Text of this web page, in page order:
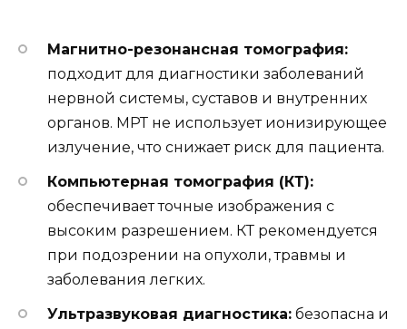
Магнитно-резонансная томография:
подходит для диагностики заболеваний
нервной системы, суставов и внутренних
органов. МРТ не использует ионизирующее
излучение, что снижает риск для пациента.
Компьютерная томография (КТ):
обеспечивает точные изображения с
высоким разрешением. КТ рекомендуется
при подозрении на опухоли, травмы и
заболевания легких.
Ультразвуковая диагностика: безопасна и